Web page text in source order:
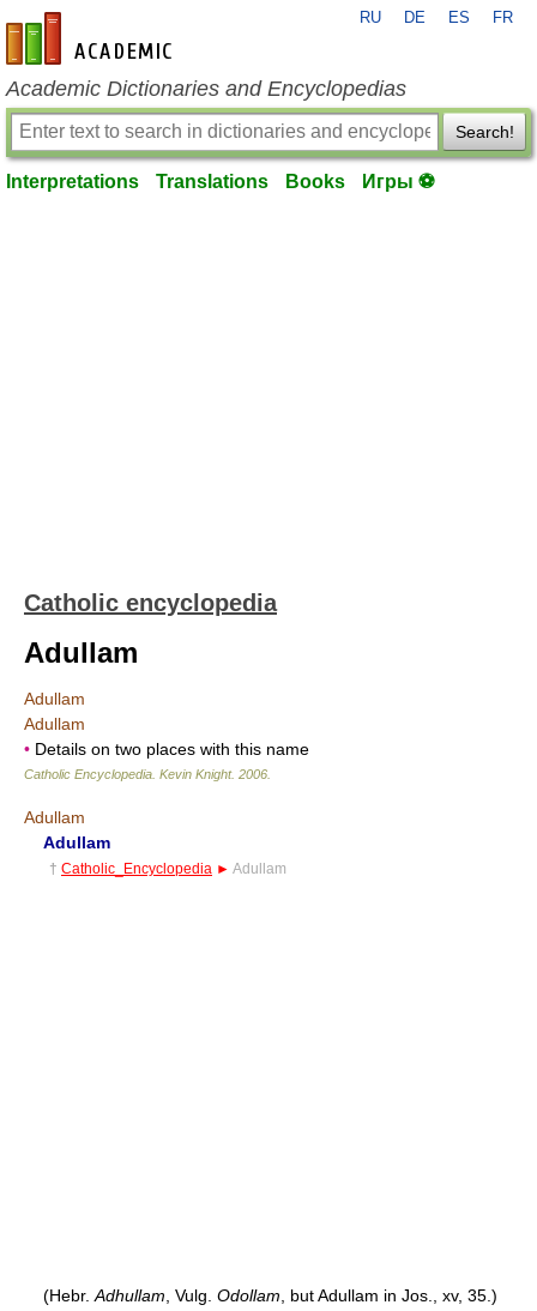
en-academic.com
RU DE ES FR
Academic Dictionaries and Encyclopedias
Search!
Interpretations Translations Books Игры ⚽
Catholic encyclopedia
Adullam
Adullam
Adullam
• Details on two places with this name
Catholic Encyclopedia Kevin Knight. 2006
Adullam
Adullam
† Catholic_Encyclopedia ► Adullam
(Hebr. Adhullam , Vulg. Odollam , but Adullam in Jos., xv, 35.)